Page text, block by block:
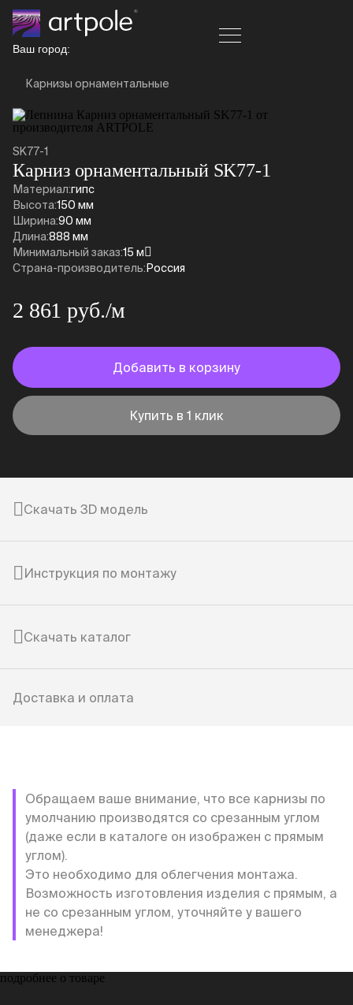
Ваш город:
Карнизы орнаментальные
SK77-1
Карниз орнаментальный SK77-1
Материал:гипс
Высота:150 мм
Ширина:90 мм
Длина:888 мм
Минимальный заказ:15 м
Страна-производитель: Россия
2 861 руб./м
Добавить в корзину
Купить в 1 клик
Скачать 3D модель
Инструкция по монтажу
Скачать каталог
Доставка и оплата
Обращаем ваше внимание, что все карнизы по
умолчанию производятся со срезанным углом
(даже если в каталоге он изображен с прямым
углом).
Это необходимо для облегчения монтажа.
Возможность изготовления изделия с прямым, а
не со срезанным углом, уточняйте у вашего
менеджера!
подробнее о товаре